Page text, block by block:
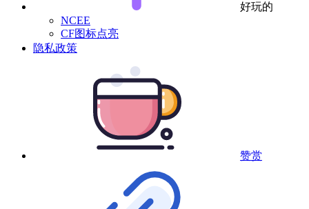
好玩的
NCEE
CF图标点亮
隐私政策
赞赏